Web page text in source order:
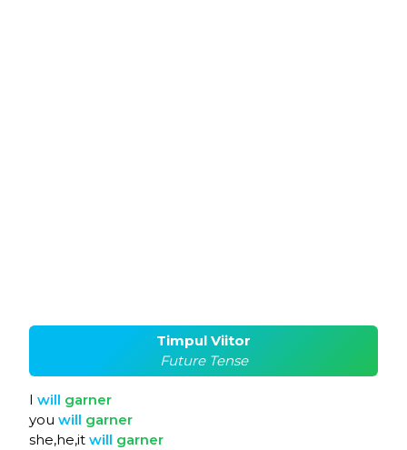
Timpul Viitor
Future Tense
I will garner
you will garner
she,he,it will garner